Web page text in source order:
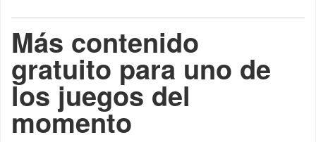
Más contenido
gratuito para uno de
los juegos del
momento